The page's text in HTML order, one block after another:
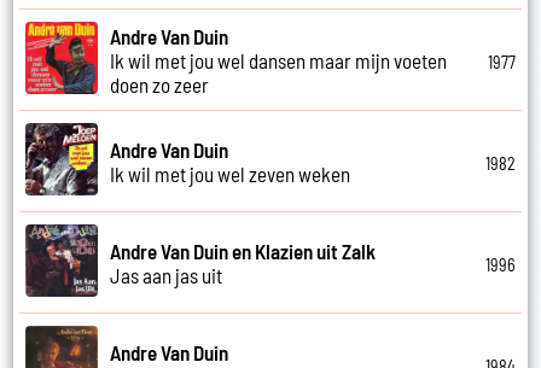
Andre Van Duin
Ik wil met jou wel dansen maar mijn voeten
doen zo zeer
1977
Andre Van Duin
Ik wil met jou wel zeven weken
1982
Andre Van Duin en Klazien uit Zalk
Jas aan jas uit
1996
Andre Van Duin